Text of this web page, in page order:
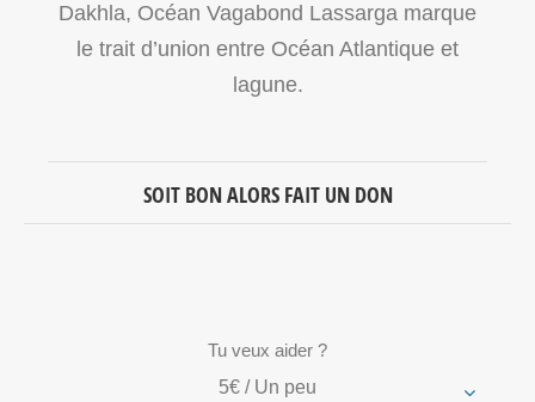
Dakhla, Océan Vagabond Lassarga marque
le trait d’union entre Océan Atlantique et
lagune.
SOIT BON ALORS FAIT UN DON
Tu veux aider ?
5€ / Un peu